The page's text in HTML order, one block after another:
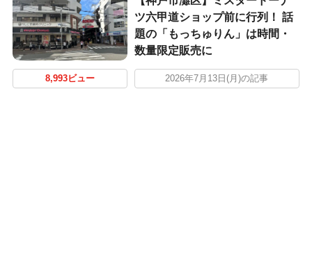
ツ六甲道ショップ前に行列！ 話
題の「もっちゅりん」は時間・
数量限定販売に
8,993ビュー 2026年7月13日(月)の記事